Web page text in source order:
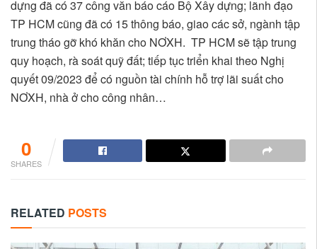
dựng đã có 37 công văn báo cáo Bộ Xây dựng; lãnh đạo
TP HCM cũng đã có 15 thông báo, giao các sở, ngành tập
trung tháo gỡ khó khăn cho NƠXH. TP HCM sẽ tập trung
quy hoạch, rà soát quỹ đất; tiếp tục triển khai theo Nghị
quyết 09/2023 để có nguồn tài chính hỗ trợ lãi suất cho
NƠXH, nhà ở cho công nhân…
0
SHARES
RELATED POSTS